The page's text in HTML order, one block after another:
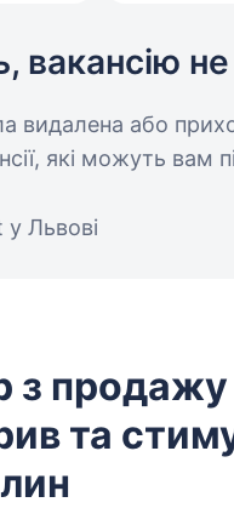
вакансію
видалена або
які можуть вам
Львові
з продажу
та